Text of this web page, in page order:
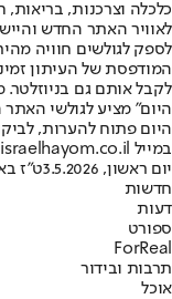
לאוויר האתר החדש
לספק לגולשים חוויה
המודפסת של העיתון
לקבל אותם גם
היום" מציע לגולשי
היום פתוח להערות,
במייל hayom@israelhayom.co.il.
יום ראשון, 3.5.2026
ט"ז
חדשות
דעות
ספורט
ForReal
תרבות ובידור
אוכל